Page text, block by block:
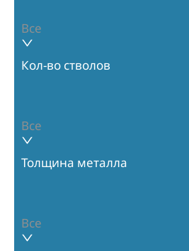
Все
Кол-во стволов
Все
Толщина металла
Все